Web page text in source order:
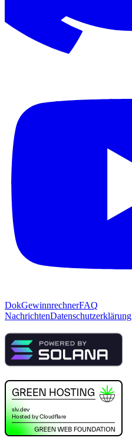
DokGewinnrechnerFAQ
NachrichtenDatenschutzerklärung